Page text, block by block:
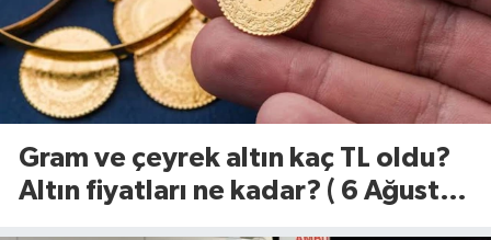
Gram ve çeyrek altın kaç TL oldu?
Altın fiyatları ne kadar? ( 6 Ağustos